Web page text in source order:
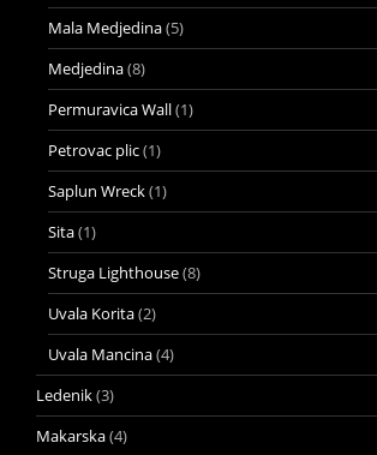
Mala Medjedina(5)
Medjedina(8)
Permuravica Wall(1)
Petrovac plic(1)
Saplun Wreck(1)
Sita(1)
Struga Lighthouse(8)
Uvala Korita(2)
Uvala Mancina(4)
Ledenik(3)
Makarska(4)